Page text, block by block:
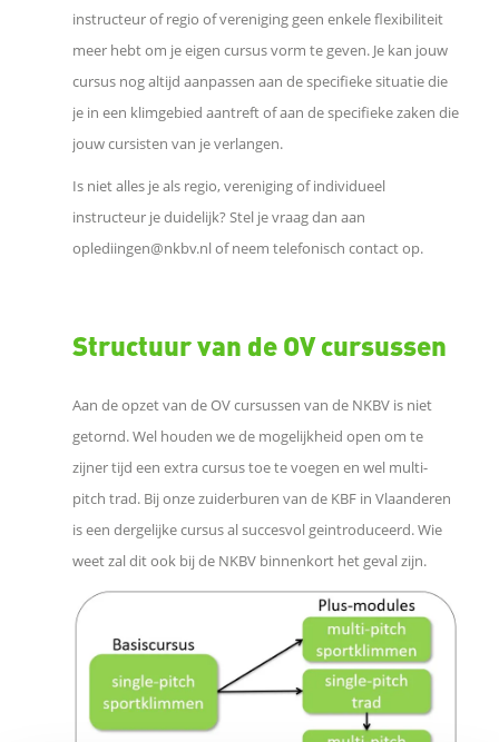
n
k
d
W
h
t
instructeur of regio of vereniging geen enkele flexibiliteit
meer hebt om je eigen cursus vorm te geven. Je kan jouw
cursus nog altijd aanpassen aan de specifieke situatie die
je in een klimgebied aantreft of aan de specifieke zaken die
jouw cursisten van je verlangen.
Is niet alles je als regio, vereniging of individueel
instructeur je duidelijk? Stel je vraag dan aan
oplediingen@nkbv.nl of neem telefonisch contact op.
Structuur van de OV cursussen
Aan de opzet van de OV cursussen van de NKBV is niet
getornd. Wel houden we de mogelijkheid open om te
zijner tijd een extra cursus toe te voegen en wel multi-
pitch trad. Bij onze zuiderburen van de KBF in Vlaanderen
is een dergelijke cursus al succesvol geintroduceerd. Wie
weet zal dit ook bij de NKBV binnenkort het geval zijn.